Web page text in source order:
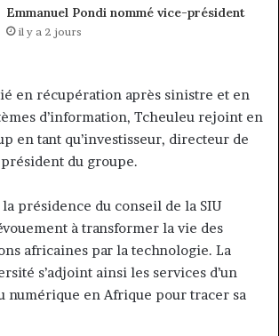
Emmanuel Pondi nommé vice-président
il y a 2 jours
en récupération après sinistre et en
d’information, Tcheuleu rejoint en
en tant qu’investisseur, directeur de
du groupe.
présidence du conseil de la SIU
à transformer la vie des
africaines par la technologie. La
s’adjoint ainsi les services d’un
numérique en Afrique pour tracer sa